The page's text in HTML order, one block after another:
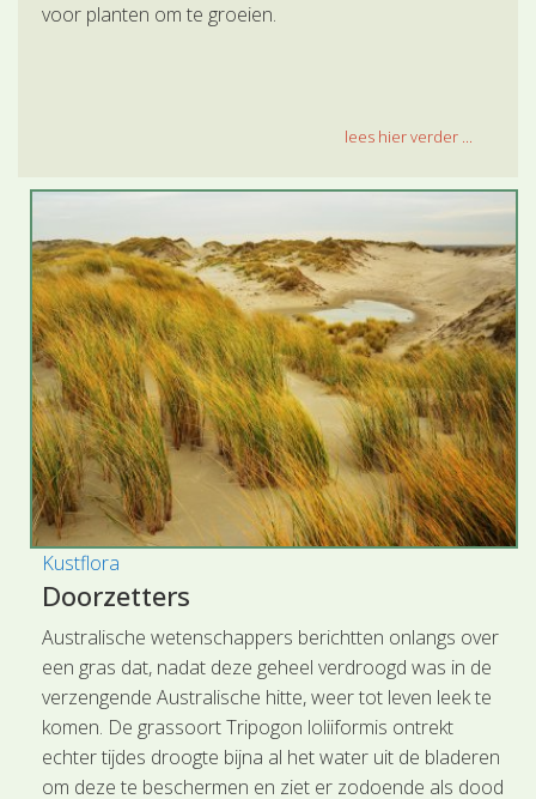
voor planten om te groeien.
lees hier verder ...
Kustflora
Doorzetters
Australische wetenschappers berichtten onlangs over
een gras dat, nadat deze geheel verdroogd was in de
verzengende Australische hitte, weer tot leven leek te
komen. De grassoort Tripogon loliiformis ontrekt
echter tijdes droogte bijna al het water uit de bladeren
om deze te beschermen en ziet er zodoende als dood